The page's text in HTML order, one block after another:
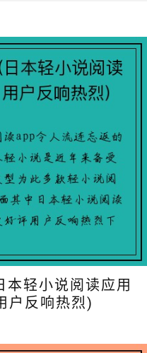
本轻小说阅读应用
户反响热烈)